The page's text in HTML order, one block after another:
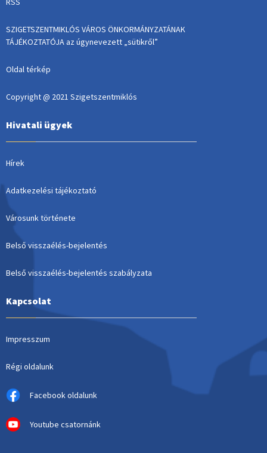
SZIGETSZENTMIKLÓS VÁROS ÖNKORMÁNYZATÁNAK
TÁJÉKOZTATÓJA az úgynevezett „sütikről”
Oldal térkép
Copyright @ 2021 Szigetszentmiklós
Hivatali ügyek
Hírek
Adatkezelési tájékoztató
Városunk története
Belső visszaélés-bejelentés
Belső visszaélés-bejelentés szabályzata
Kapcsolat
Impresszum
Régi oldalunk
Facebook oldalunk
Youtube csatornánk